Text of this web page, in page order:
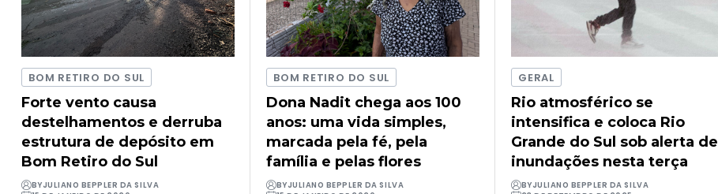
BOM RETIRO DO SUL
Forte vento causa
destelhamentos e derruba
estrutura de depósito em
Bom Retiro do Sul
BYJULIANO BEPPLER DA SILVA
BOM RETIRO DO SUL
Dona Nadit chega aos 100
anos: uma vida simples,
marcada pela fé, pela
família e pelas flores
BYJULIANO BEPPLER DA SILVA
GERAL
Rio atmosférico se
intensifica e coloca Rio
Grande do Sul sob alerta de
inundações nesta terça
BYJULIANO BEPPLER DA SILVA